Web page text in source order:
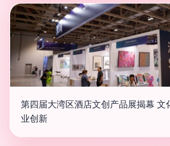
第四届大湾区酒店文创产品展揭幕 文
业创新